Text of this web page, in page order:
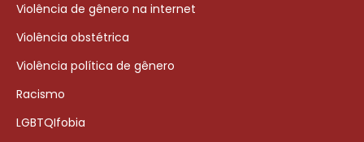
Violência de gênero na internet
Violência obstétrica
Violência política de gênero
Racismo
LGBTQIfobia